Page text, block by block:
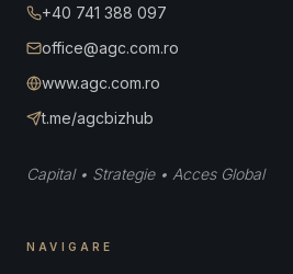
+40 741 388 097
office@agc.com.ro
www.agc.com.ro
t.me/agcbizhub
Capital • Strategie • Acces Global
NAVIGARE